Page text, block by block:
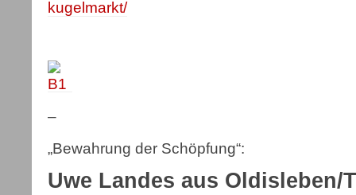
kugelmarkt/
–
„Bewahrung der Schöpfung“:
Uwe Landes aus Oldisleben/